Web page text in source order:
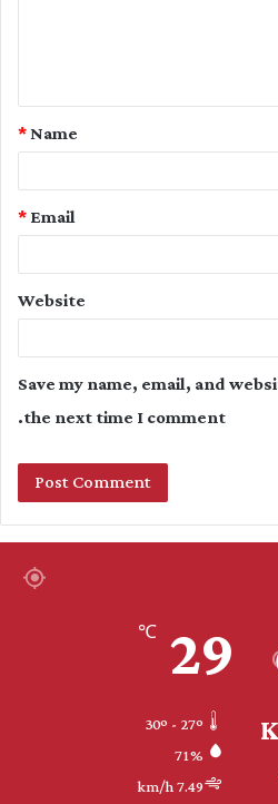
Name
*
Email
*
Website
Save my name, email, and
the next time I comment.
29
℃
71%
7.49 km/h